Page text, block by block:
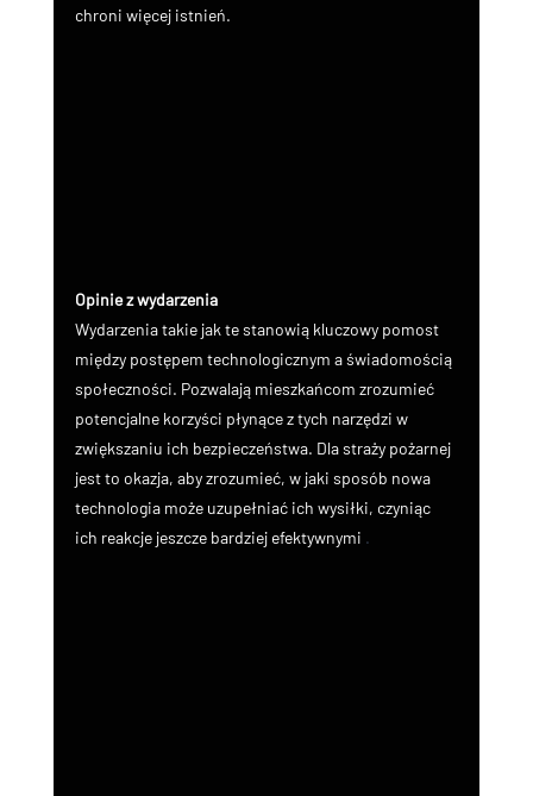
chroni więcej istnień.
Opinie z wydarzenia
Wydarzenia takie jak te stanowią kluczowy pomost
między postępem technologicznym a świadomością
społeczności. Pozwalają mieszkańcom zrozumieć
potencjalne korzyści płynące z tych narzędzi w
zwiększaniu ich bezpieczeństwa. Dla straży pożarnej
jest to okazja, aby zrozumieć, w jaki sposób nowa
technologia może uzupełniać ich wysiłki, czyniąc
ich reakcje jeszcze bardziej efektywnymi .